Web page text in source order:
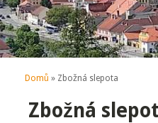
Jste zde
Domů » Zbožná slepota
Zbožná